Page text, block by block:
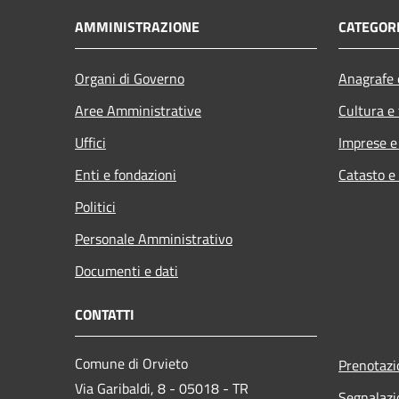
AMMINISTRAZIONE
Organi di Governo
Aree Amministrative
Uffici
Enti e fondazioni
Politici
Personale Amministrativo
Documenti e dati
Cultura
Imprese
Catasto
CONTATTI
Comune di Orvieto
Via Garibaldi, 8 - 05018 - TR